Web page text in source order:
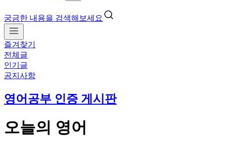
궁금한 내용을 검색해보세요
즐겨찾기
전체글
인기글
공지사항
영어공부 인증 게시판
오늘의 영어